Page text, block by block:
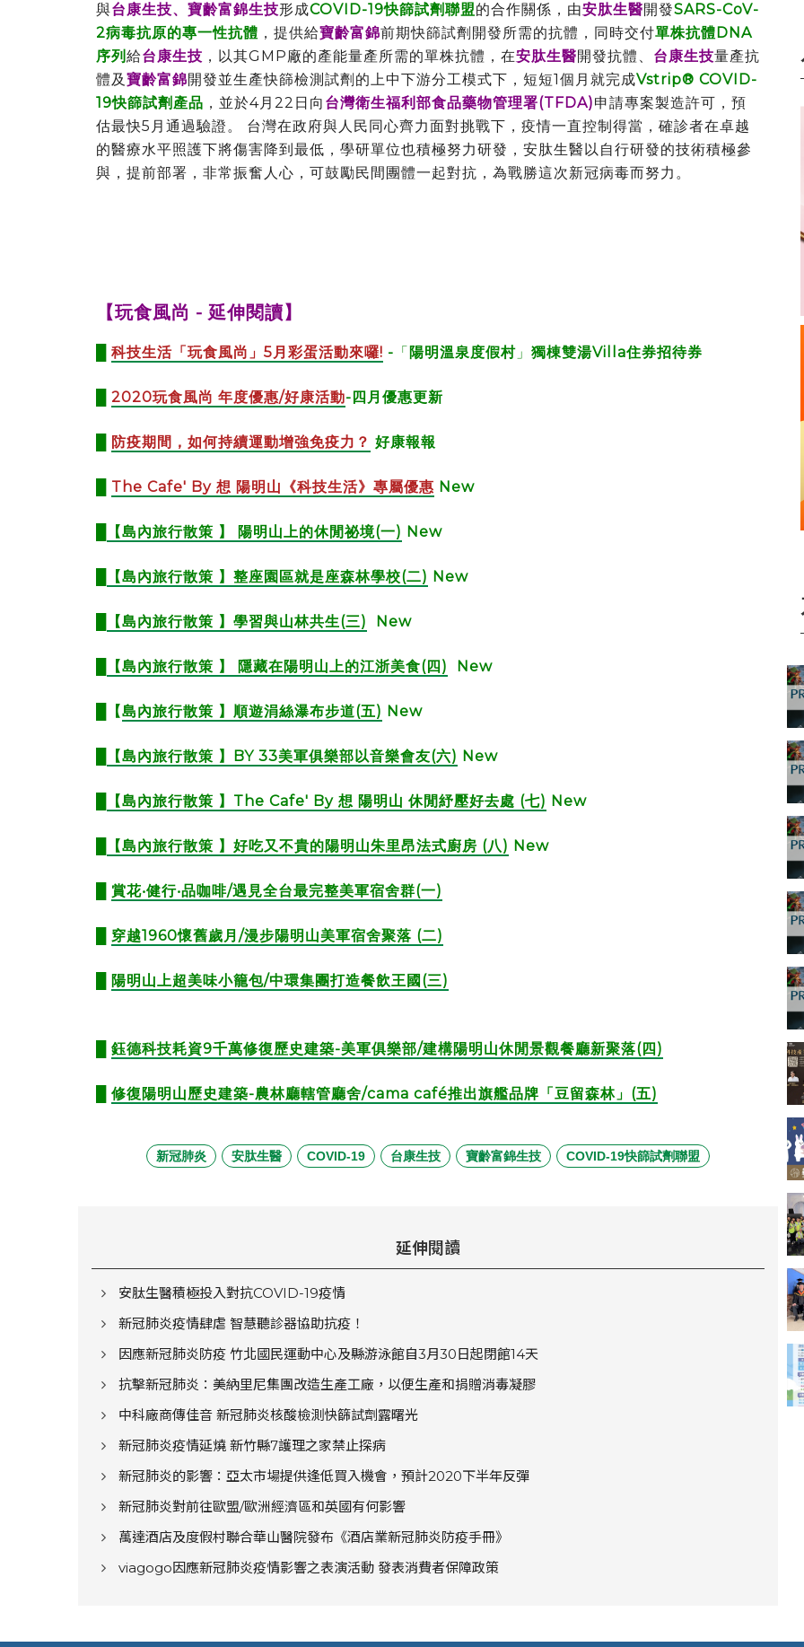
與台康生技、寶齡富錦生技形成COVID-19快篩試劑聯盟的合作關係，由安肽生醫開發SARS-CoV-
2病毒抗原的專一性抗體 ，提供給寶齡富錦前期快篩試劑開發所需的抗體，同時交付單株抗體DNA
序列 給台康生技 ，以其GMP廠的產能量產所需的單株抗體，在安肽生醫開發抗體、 台康生技量產抗
體及 寶齡富錦開發並生產快篩檢測試劑的上中下游分工模式下，短短1個月就完成Vstrip® COVID-
19快篩試劑產品 ，並於4月22日向 台灣衛生福利部食品藥物管理署(TFDA)申請專案製造許可，預
估最快5月通過驗證。 台灣在政府與人民同心齊力面對挑戰下，疫情一直控制得當，確診者在卓越
的醫療水平照護下將傷害降到最低，學研單位也積極努力研發，安肽生醫以自行研發的技術積極參
與，提前部署，非常振奮人心，可鼓勵民間團體一起對抗，為戰勝這次新冠病毒而努力。
【玩食風尚 - 延伸閱讀】
科技生活「玩食風尚」5月彩蛋活動來囉! - 「 陽明溫泉度假村 」 獨棟雙湯Villa住券招待券
2020玩食風尚 年度優惠/好康活動-四月優惠更新
防疫期間，如何持續運動增強免疫力？ 好康報報
The Cafe' By 想 陽明山《科技生活》專屬優惠 New
【島內旅行散策 】 陽明山上的休閒祕境(一) New
【島內旅行散策 】整座園區就是座森林學校(二) New
【島內旅行散策 】學習與山林共生(三) New
【島內旅行散策 】 隱藏在陽明山上的江浙美食(四) New
█【島內旅行散策 】順遊涓絲瀑布步道(五) New
【島內旅行散策 】BY 33美軍俱樂部以音樂會友(六) New
【島內旅行散策 】The Cafe' By 想 陽明山 休閒紓壓好去處 (七) New
【島內旅行散策 】好吃又不貴的陽明山朱里昂法式廚房 (八)​​​​ ​​​ New
賞花‧健行‧品咖啡/遇見全台最完整美軍宿舍群(一)
穿越1960懷舊歲月/漫步陽明山美軍宿舍聚落 (二)
陽明山上超美味小籠包/中環集團打造餐飲王國(三)
鈺德科技耗資9千萬修復歷史建築-美軍俱樂部/建構陽明山休閒景觀餐廳新聚落(四)
修復陽明山歷史建築-農林廳轄管廳舍/cama café推出旗艦品牌「豆留森林」(五)
新冠肺炎 安肽生醫 COVID-19 台康生技 寶齡富錦生技 COVID-19快篩試劑聯盟
延伸閱讀
安肽生醫積極投入對抗COVID-19疫情
新冠肺炎疫情肆虐 智慧聽診器協助抗疫！
因應新冠肺炎防疫 竹北國民運動中心及縣游泳館自3月30日起閉館14天
抗擊新冠肺炎：美納里尼集團改造生產工廠，以便生產和捐贈消毒凝膠
中科廠商傳佳音 新冠肺炎核酸檢測快篩試劑露曙光
新冠肺炎疫情延燒 新竹縣7護理之家禁止探病
新冠肺炎的影響：亞太市場提供逢低買入機會，預計2020下半年反彈
新冠肺炎對前往歐盟/歐洲經濟區和英國有何影響
萬達酒店及度假村聯合華山醫院發布《酒店業新冠肺炎防疫手冊》
viagogo因應新冠肺炎疫情影響之表演活動 發表消費者保障政策